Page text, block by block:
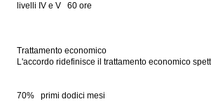
livelli IV e V 60 ore
Trattamento economico
L'accordo ridefinisce il trattamento economico
70% primi dodici mesi